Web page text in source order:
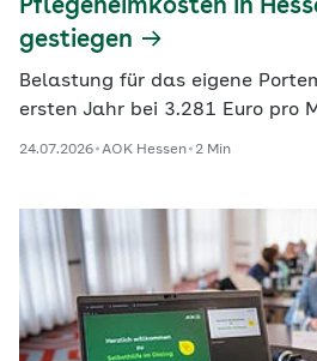
Pflegeheimkosten in
gestiegen
Belastung für das eigene
ersten Jahr bei 3.281 Euro pro
24.07.2026 AOK Hessen 2 Min